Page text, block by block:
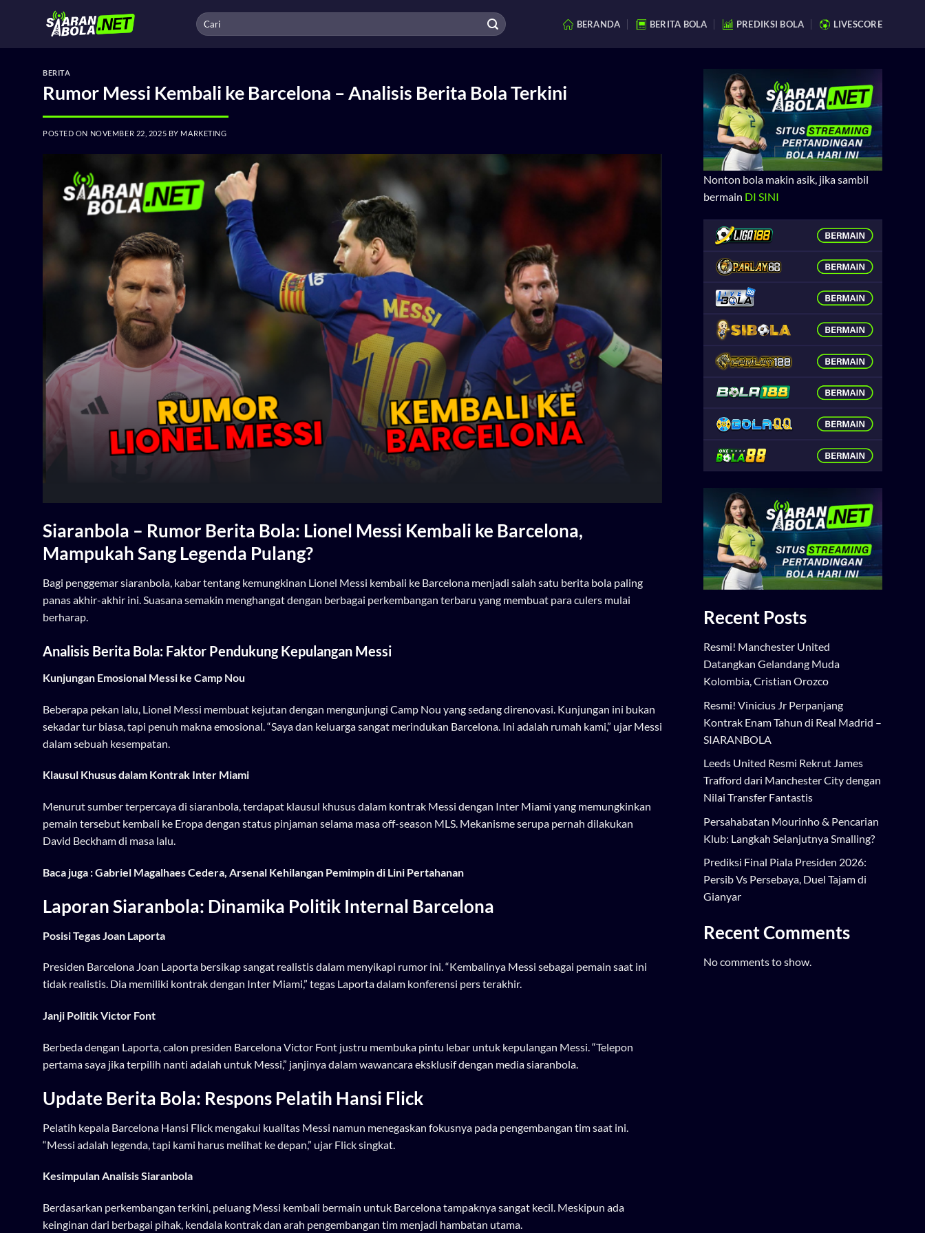
BERANDA BERITA BOLA PREDIKSI BOLA LIVESCORE
BERITA
Rumor Messi Kembali ke Barcelona – Analisis Berita Bola Terkini
POSTED ON NOVEMBER 22, 2025 BY MARKETING
Siaranbola – Rumor Berita Bola: Lionel Messi Kembali ke Barcelona,
Mampukah Sang Legenda Pulang?
Bagi penggemar siaranbola, kabar tentang kemungkinan Lionel Messi kembali ke Barcelona menjadi salah satu berita bola paling
panas akhir-akhir ini. Suasana semakin menghangat dengan berbagai perkembangan terbaru yang membuat para culers mulai
berharap.
Analisis Berita Bola: Faktor Pendukung Kepulangan Messi
Kunjungan Emosional Messi ke Camp Nou
Beberapa pekan lalu, Lionel Messi membuat kejutan dengan mengunjungi Camp Nou yang sedang direnovasi. Kunjungan ini bukan
sekadar tur biasa, tapi penuh makna emosional. “Saya dan keluarga sangat merindukan Barcelona. Ini adalah rumah kami,” ujar Messi
dalam sebuah kesempatan.
Klausul Khusus dalam Kontrak Inter Miami
Menurut sumber terpercaya di siaranbola, terdapat klausul khusus dalam kontrak Messi dengan Inter Miami yang memungkinkan
pemain tersebut kembali ke Eropa dengan status pinjaman selama masa off-season MLS. Mekanisme serupa pernah dilakukan
David Beckham di masa lalu.
Baca juga :Gabriel Magalhaes Cedera, Arsenal Kehilangan Pemimpin di Lini Pertahanan
Laporan Siaranbola: Dinamika Politik Internal Barcelona
Posisi Tegas Joan Laporta
Presiden Barcelona Joan Laporta bersikap sangat realistis dalam menyikapi rumor ini. “Kembalinya Messi sebagai pemain saat ini
tidak realistis. Dia memiliki kontrak dengan Inter Miami,” tegas Laporta dalam konferensi pers terakhir.
Janji Politik Victor Font
Berbeda dengan Laporta, calon presiden Barcelona Victor Font justru membuka pintu lebar untuk kepulangan Messi. “Telepon
pertama saya jika terpilih nanti adalah untuk Messi,” janjinya dalam wawancara eksklusif dengan media siaranbola.
Update Berita Bola: Respons Pelatih Hansi Flick
Pelatih kepala Barcelona Hansi Flick mengakui kualitas Messi namun menegaskan fokusnya pada pengembangan tim saat ini.
“Messi adalah legenda, tapi kami harus melihat ke depan,” ujar Flick singkat.
Kesimpulan Analisis Siaranbola
Berdasarkan perkembangan terkini, peluang Messi kembali bermain untuk Barcelona tampaknya sangat kecil. Meskipun ada
keinginan dari berbagai pihak, kendala kontrak dan arah pengembangan tim menjadi hambatan utama.
Nonton bola makin asik, jika sambil
bermain DI SINI
Recent Posts
Resmi! Manchester United
Datangkan Gelandang Muda
Kolombia, Cristian Orozco
Resmi! Vinicius Jr Perpanjang
Kontrak Enam Tahun di Real Madrid –
SIARANBOLA
Leeds United Resmi Rekrut James
Trafford dari Manchester City dengan
Nilai Transfer Fantastis
Persahabatan Mourinho & Pencarian
Klub: Langkah Selanjutnya Smalling?
Prediksi Final Piala Presiden 2026:
Persib Vs Persebaya, Duel Tajam di
Gianyar
Recent Comments
No comments to show.